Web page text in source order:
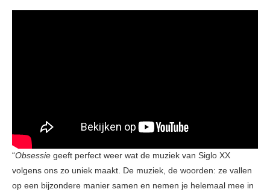
“Obsessie geeft perfect weer wat de muziek van Siglo XX
volgens ons zo uniek maakt. De muziek, de woorden: ze vallen
op een bijzondere manier samen en nemen je helemaal mee in